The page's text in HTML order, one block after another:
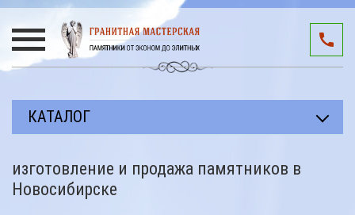
КАТАЛОГ
Авторские работы
изготовление и продажа памятников в
Новосибирске